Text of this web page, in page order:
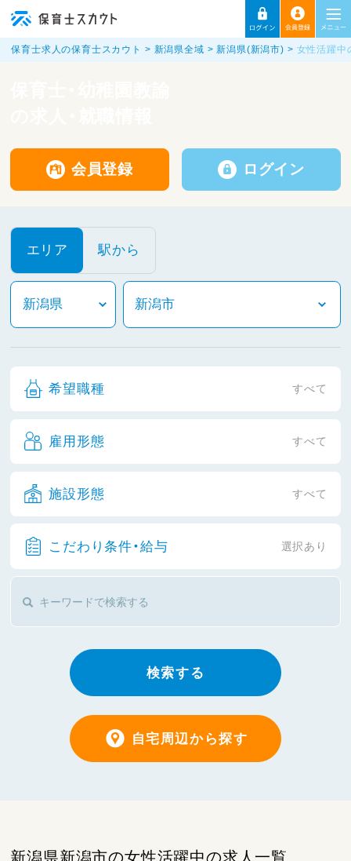
保育士求人の保育士スカウト 新潟県全域 新潟県(新潟市) 女性活躍中
会員登録 ログイン
エリア 駅から
希望職種 すべて
雇用形態 すべて
施設形態 すべて
こだわり条件・給与 選択あり
検索する
自宅周辺から探す
新潟県新潟市の女性活躍中の求人一覧